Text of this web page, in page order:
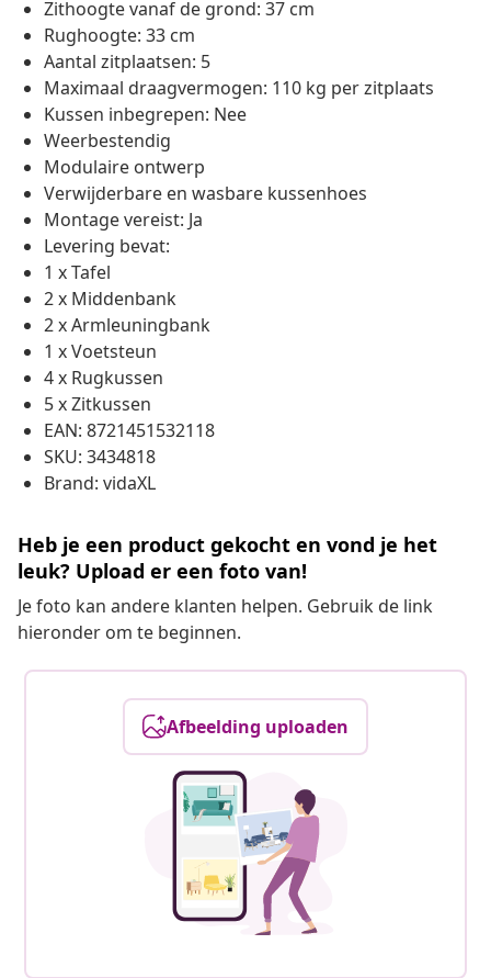
Zithoogte vanaf de grond: 37 cm
Rughoogte: 33 cm
Aantal zitplaatsen: 5
Maximaal draagvermogen: 110 kg per zitplaats
Kussen inbegrepen: Nee
Weerbestendig
Modulaire ontwerp
Verwijderbare en wasbare kussenhoes
Montage vereist: Ja
Levering bevat:
1 x Tafel
2 x Middenbank
2 x Armleuningbank
1 x Voetsteun
4 x Rugkussen
5 x Zitkussen
EAN: 8721451532118
SKU: 3434818
Brand: vidaXL
Heb je een product gekocht en vond je het
leuk? Upload er een foto van!
Je foto kan andere klanten helpen. Gebruik de link
hieronder om te beginnen.
Afbeelding uploaden